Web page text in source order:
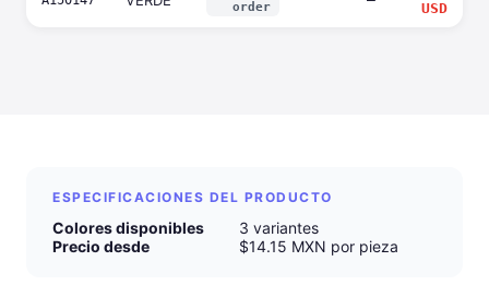
order
USD
ESPECIFICACIONES DEL PRODUCTO
Colores disponibles
3 variantes
Precio desde
$14.15 MXN por pieza